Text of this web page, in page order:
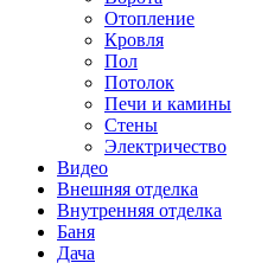
Отопление
Кровля
Пол
Потолок
Печи и камины
Стены
Электричество
Видео
Внешняя отделка
Внутренняя отделка
Баня
Дача